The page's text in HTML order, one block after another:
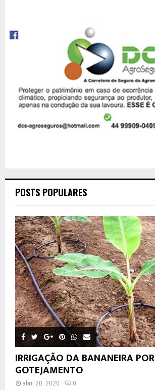
POSTS POPULARES
IRRIGAÇÃO DA BANANEIRA POR
GOTEJAMENTO
abril 20, 2020 0